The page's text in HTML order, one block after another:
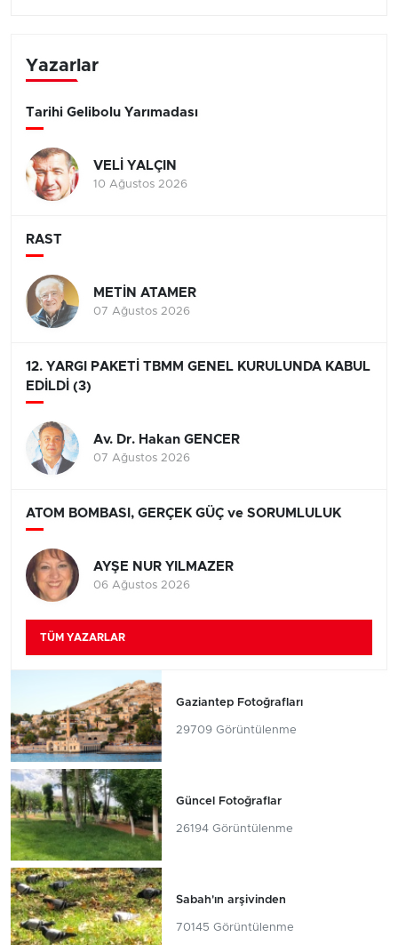
Yazarlar
Tarihi Gelibolu Yarımadası
VELİ YALÇIN
10 Ağustos 2026
RAST
METİN ATAMER
07 Ağustos 2026
12. YARGI PAKETİ TBMM GENEL KURULUNDA KABUL
EDİLDİ (3)
Av. Dr. Hakan GENCER
07 Ağustos 2026
ATOM BOMBASI, GERÇEK GÜÇ ve SORUMLULUK
AYŞE NUR YILMAZER
06 Ağustos 2026
TÜM YAZARLAR
Gaziantep Fotoğrafları
29709 Görüntülenme
Güncel Fotoğraflar
26194 Görüntülenme
Sabah'ın arşivinden
70145 Görüntülenme